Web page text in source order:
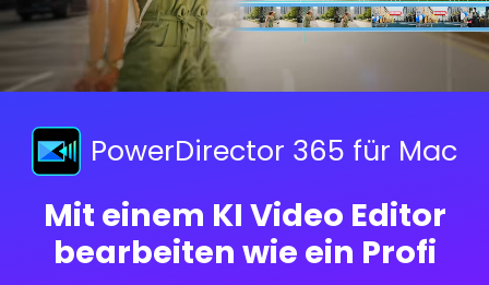
PowerDirector 365 für Mac
Mit einem KI Video Editor
bearbeiten wie ein Profi